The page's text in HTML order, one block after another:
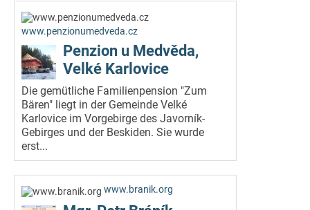
www.penzionumedveda.cz
Penzion u Medvěda,
Velké Karlovice
Die gemütliche Familienpension "Zum
Bären" liegt in der Gemeinde Velké
Karlovice im Vorgebirge des Javorník-
Gebirges und der Beskiden. Sie wurde
erst...
www.branik.org